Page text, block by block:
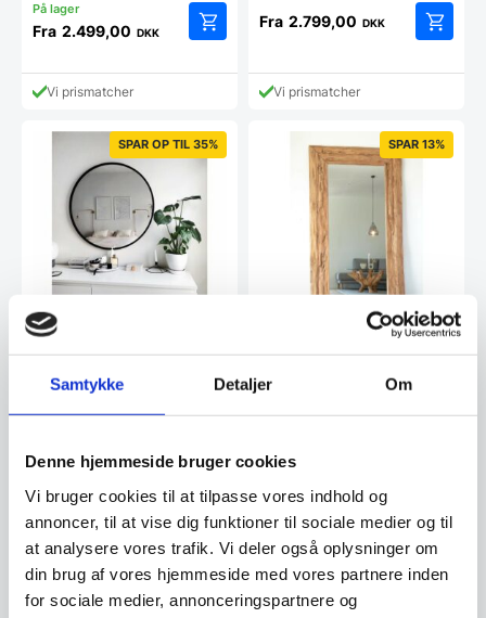
Samtykke Detaljer Om
Denne hjemmeside bruger cookies
Vi bruger cookies til at tilpasse vores indhold og
annoncer, til at vise dig funktioner til sociale medier og til
at analysere vores trafik. Vi deler også oplysninger om
din brug af vores hjemmeside med vores partnere inden
for sociale medier, annonceringspartnere og
Fra 2.499,00 DKK
vare
varianter.
Mulighederne
kan
på
varesiden
Vi prismatcher
Fra 2.799,00 DKK
vare
kan
Vi prismatcher
SPAR OP TIL 35%
Flensborg Basic rundt
størrelser
Rundt spejl i sort
Dette
vare
har
flere
varianter.
Mulighederne
Vi prismatcher
SPAR 13%
Granada Antik Spejl –
Dette antikke spejl i teak træ
3.827,00
Vi prismatcher
SPAR 26%